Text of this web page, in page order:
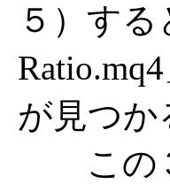
５）す
が見つか
この３